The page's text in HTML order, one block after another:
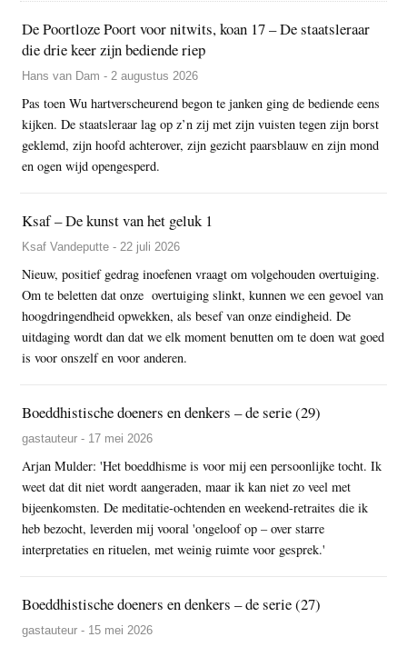
De Poortloze Poort voor nitwits, koan 17 – De staatsleraar
die drie keer zijn bediende riep
Hans van Dam - 2 augustus 2026
Pas toen Wu hartverscheurend begon te janken ging de bediende eens
kijken. De staatsleraar lag op z’n zij met zijn vuisten tegen zijn borst
geklemd, zijn hoofd achterover, zijn gezicht paarsblauw en zijn mond
en ogen wijd opengesperd.
Ksaf – De kunst van het geluk 1
Ksaf Vandeputte - 22 juli 2026
Nieuw, positief gedrag inoefenen vraagt om volgehouden overtuiging.
Om te beletten dat onze overtuiging slinkt, kunnen we een gevoel van
hoogdringendheid opwekken, als besef van onze eindigheid. De
uitdaging wordt dan dat we elk moment benutten om te doen wat goed
is voor onszelf en voor anderen.
Boeddhistische doeners en denkers – de serie (29)
gastauteur - 17 mei 2026
Arjan Mulder: 'Het boeddhisme is voor mij een persoonlijke tocht. Ik
weet dat dit niet wordt aangeraden, maar ik kan niet zo veel met
bijeenkomsten. De meditatie-ochtenden en weekend-retraites die ik
heb bezocht, leverden mij vooral 'ongeloof op – over starre
interpretaties en rituelen, met weinig ruimte voor gesprek.'
Boeddhistische doeners en denkers – de serie (27)
gastauteur - 15 mei 2026